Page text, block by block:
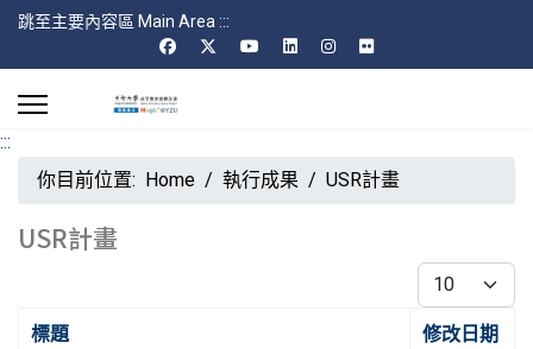
跳至主要內容區 Main Area :::
:::
你目前位置: Home 執行成果 USR計畫
USR計畫
每頁顯示條數
標題 修改日期